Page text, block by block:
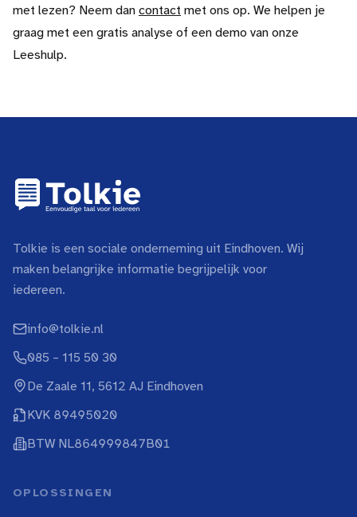
met lezen? Neem dan contact met ons op. We helpen je
graag met een gratis analyse of een demo van onze
Leeshulp.
Tolkie is een sociale onderneming uit Eindhoven. Wij
maken belangrijke informatie begrijpelijk voor
iedereen.
info@tolkie.nl
085 – 115 50 30
De Zaale 11, 5612 AJ Eindhoven
KVK 89495020
BTW NL864999847B01
OPLOSSINGEN